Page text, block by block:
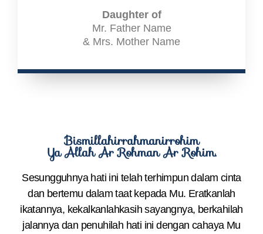
Daughter of
Mr. Father Name
& Mrs. Mother Name
Bismillahirrahmanirrohim
Ya Allah Ar Rohman Ar Rohim.
Sesungguhnya hati ini telah terhimpun dalam cinta
dan bertemu dalam taat kepada Mu. Eratkanlah
ikatannya, kekalkanlahkasih sayangnya, berkahilah
jalannya dan penuhilah hati ini dengan cahaya Mu